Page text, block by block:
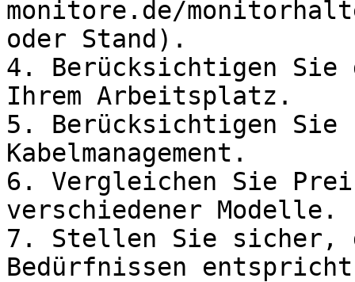
monitore.de/
oder Stand).
4. Berücksichtigen
Ihrem Arbeitsplatz.
5. Berücksichtigen Sie
Kabelmanagement.
6. Vergleichen Sie
verschiedener Modelle.
7. Stellen Sie sicher,
Bedürfnissen